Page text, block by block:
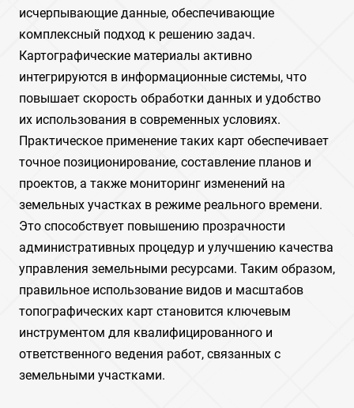
исчерпывающие данные, обеспечивающие
комплексный подход к решению задач.
Картографические материалы активно
интегрируются в информационные системы, что
повышает скорость обработки данных и удобство
их использования в современных условиях.
Практическое применение таких карт обеспечивает
точное позиционирование, составление планов и
проектов, а также мониторинг изменений на
земельных участках в режиме реального времени.
Это способствует повышению прозрачности
административных процедур и улучшению качества
управления земельными ресурсами. Таким образом,
правильное использование видов и масштабов
топографических карт становится ключевым
инструментом для квалифицированного и
ответственного ведения работ, связанных с
земельными участками.